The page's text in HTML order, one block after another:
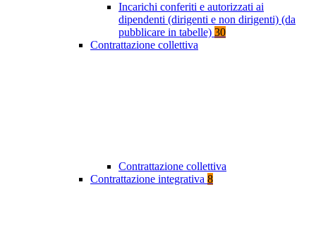
Incarichi conferiti e autorizzati ai
dipendenti (dirigenti e non dirigenti) (da
pubblicare in tabelle) 30
Contrattazione collettiva
Contrattazione collettiva
Contrattazione integrativa 8